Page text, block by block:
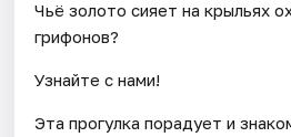
Чьё золото сияет на крыльях
грифонов?
Узнайте с нами!
Эта прогулка порадует и